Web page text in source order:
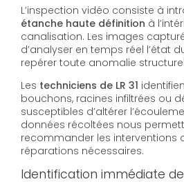
L’inspection vidéo consiste à
étanche haute définition à
canalisation. Les images
d’analyser en temps réel l’état
repérer toute anomalie
Les techniciens de LR 31
bouchons, racines infiltrées ou
susceptibles d’altérer
données récoltées nous
recommander les interventions
réparations nécessaires.
Identification immédiate